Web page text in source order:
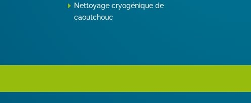
Nettoyage cryogénique de
caoutchouc